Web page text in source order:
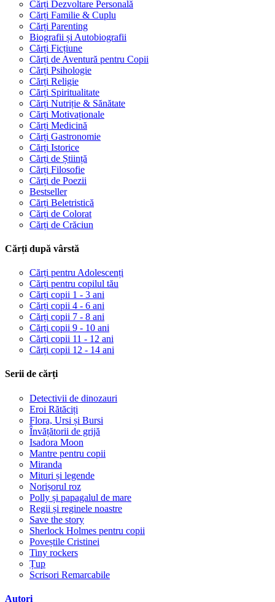
Cărți Dezvoltare Personală
Cărți Familie & Cuplu
Cărți Parenting
Biografii și Autobiografii
Cărți Ficțiune
Cărți de Aventură pentru Copii
Cărți Psihologie
Cărți Religie
Cărți Spiritualitate
Cărți Nutriție & Sănătate
Cărți Motivaționale
Cărți Medicină
Cărți Gastronomie
Cărți Istorice
Cărți de Știință
Cărți Filosofie
Cărți de Poezii
Bestseller
Cărți Beletristică
Cărți de Colorat
Cărți de Crăciun
Cărți după vârstă
Cărți pentru Adolescenți
Cărți pentru copilul tău
Cărți copii 1 - 3 ani
Cărți copii 4 - 6 ani
Cărți copii 7 - 8 ani
Cărți copii 9 - 10 ani
Cărți copii 11 - 12 ani
Cărți copii 12 - 14 ani
Serii de cărți
Detectivii de dinozauri
Eroi Rătăciți
Flora, Ursi și Bursi
Învățătorii de grijă
Isadora Moon
Mantre pentru copii
Miranda
Mituri și legende
Norișorul roz
Polly și papagalul de mare
Regii și reginele noastre
Save the story
Sherlock Holmes pentru copii
Poveștile Cristinei
Tiny rockers
Țup
Scrisori Remarcabile
Autori